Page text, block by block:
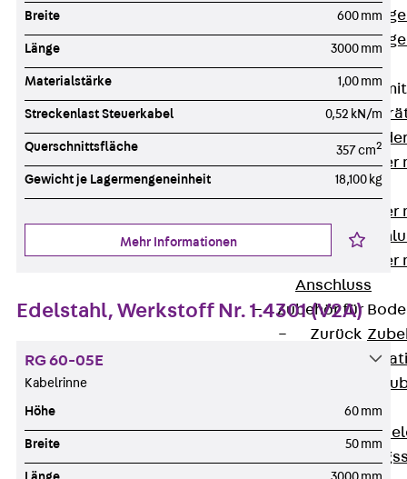
Multimedia
Gerätebecher
Zurück
Gerätebecher
Anschluss
Gerätebecher
GST18-
Gerätebecher
Anschluss
Zubehör für
Zurück
Optionales
Ersatzteile
Breite 600 mm
Länge 3000 mm
Materialstärke 1,00 mm
Streckenlast Steuerkabel 0,52 kN/m
Querschnittsfläche 357 cm2
Gewicht je Lagermengeneinheit 18,100 kg
Mehr Informationen
Edelstahl, Werkstoff Nr. 1.4301 (V2A)
RG 60-05E
Kabelrinne
Höhe 60 mm
Breite 50 mm